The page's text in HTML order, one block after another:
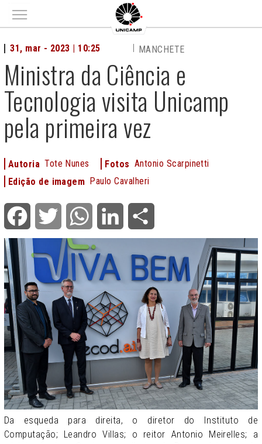
Main menu
Ministra da Ciência e
Tecnologia visita Unicamp
pela primeira vez
31, mar - 2023 | 10:25 MANCHETE
Autoria Tote Nunes Fotos Antonio Scarpinetti
Edição de imagem Paulo Cavalheri
Facebook Twitter WhatsApp LinkedIn
Da esqueda para direita, o diretor do Instituto de
Computação; Leandro Villas; o reitor Antonio Meirelles; a